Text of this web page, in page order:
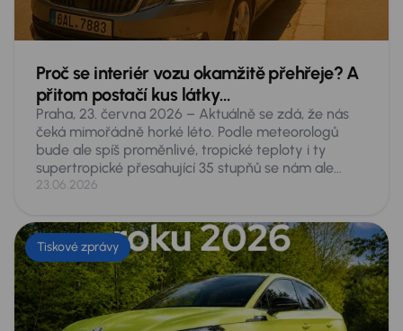
Proč se interiér vozu okamžitě přehřeje? A
přitom postačí kus látky…
Praha, 23. června 2026 – Aktuálně se zdá, že nás
čeká mimořádně horké léto. Podle meteorologů
bude ale spíš proměnlivé, tropické teploty i ty
supertropické přesahující 35 stupňů se nám ale
nevyhnou. Taková vedra představují akutní
autě, a to zdaleka nejen pro malé dítě či psa. Co
přesně hrozí a co proti tomu dělat?
23.06.2026
Tiskové zprávy